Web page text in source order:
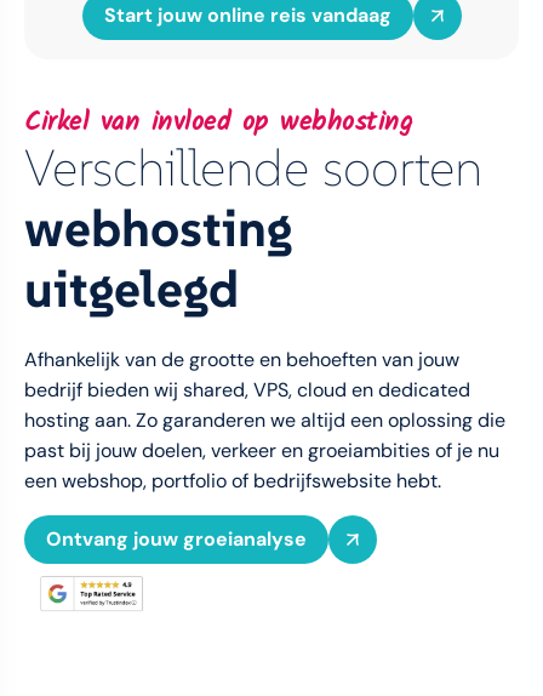
Start jouw online reis vandaag
Cirkel van invloed op webhosting
Verschillende soorten
webhosting
uitgelegd
Afhankelijk van de grootte en behoeften van jouw
bedrijf bieden wij shared, VPS, cloud en dedicated
hosting aan. Zo garanderen we altijd een oplossing die
past bij jouw doelen, verkeer en groeiambities of je nu
een webshop, portfolio of bedrijfswebsite hebt.
Ontvang jouw groeianalyse